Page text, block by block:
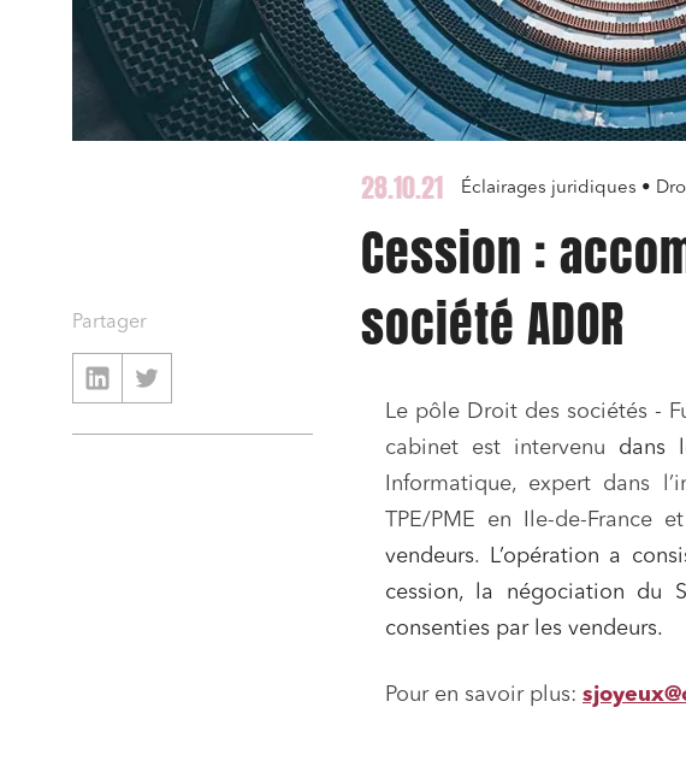
28.10.21 Éclairages juridiques •
Cession :
société ADOR
Le pôle Droit des sociétés -
cabinet est intervenu dans
Informatique, expert dans
TPE/PME en Ile-de-France
vendeurs. L’opération a
cession, la négociation du
consenties par les vendeurs.
Pour en savoir plus:
Partager
Relations commerciales et
Entreprises du numérique
Mobilité et transport
conformité